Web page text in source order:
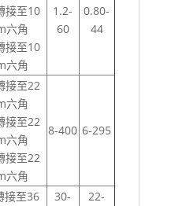
接至10
六角
接至10
六角
1.2-
60
0.80-
44
接至22
六角
接至22
六角
接至22
六角
8-400 6-295
接至36
30-
22-